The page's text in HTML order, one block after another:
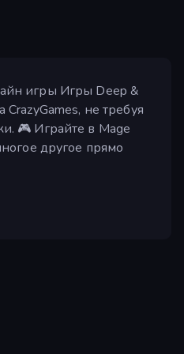
игры Игры Deep &
CrazyGames, не требуя
🎮 Играйте в Mage
другое прямо